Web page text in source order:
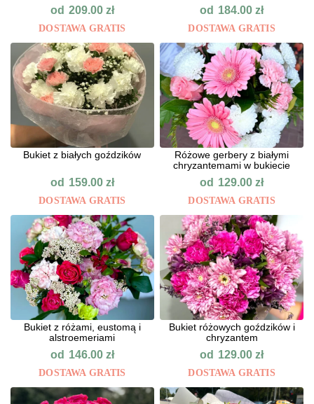
od 209.00 zł
DOSTAWA GRATIS
od 184.00zł
DOSTAWA GRATIS
Bukiet z białych goździków
od 159.00 zł
DOSTAWA GRATIS
Różowe gerbery z białymi
chryzantemami w bukiecie
od 129.00zł
DOSTAWA GRATIS
Bukiet z różami, eustomą i
alstroemeriami
od 146.00 zł
DOSTAWA GRATIS
Bukiet różowych goździków i
chryzantem
od 129.00zł
DOSTAWA GRATIS